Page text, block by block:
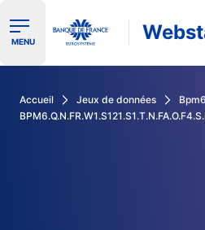
Ouvrir le menu de navigation
MENU
Accueil Jeux de données
Bpm6